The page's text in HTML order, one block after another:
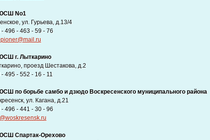
No1
ул. Гурьева, д.13/4
496 - 463 - 59 - 76
г. Лыткарино
проезд Шестакова, д.2
495 - 552 - 16 - 11
по борьбе самбо и дзюдо Воскресенского муниципального района
ул. Кагана, д.21
496 - 441 - 30 - 96
Спартак-Орехово